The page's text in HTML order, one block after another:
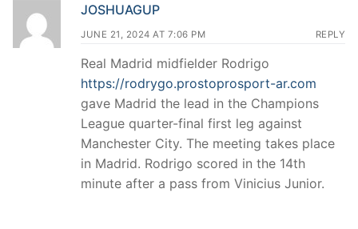
JOSHUAGUP
JUNE 21, 2024 AT 7:06 PM REPLY
Real Madrid midfielder Rodrigo
https://rodrygo.prostoprosport-ar.com
gave Madrid the lead in the Champions
League quarter-final first leg against
Manchester City. The meeting takes place
in Madrid. Rodrigo scored in the 14th
minute after a pass from Vinicius Junior.